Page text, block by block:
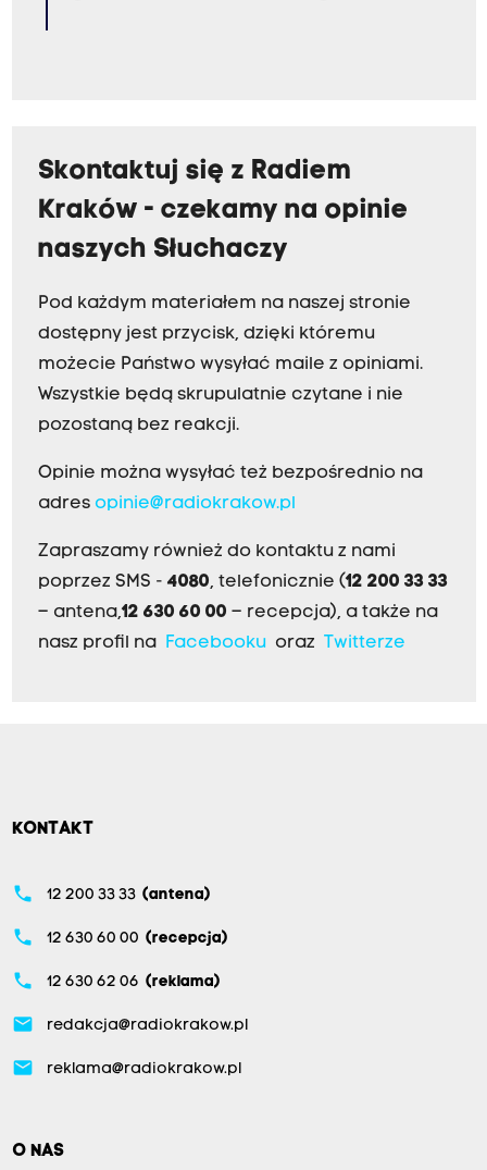
Skontaktuj się z Radiem
Kraków - czekamy na opinie
naszych Słuchaczy
Pod każdym materiałem na naszej stronie
dostępny jest przycisk, dzięki któremu
możecie Państwo wysyłać maile z opiniami.
Wszystkie będą skrupulatnie czytane i nie
pozostaną bez reakcji.
Opinie można wysyłać też bezpośrednio na
adres opinie@radiokrakow.pl
Zapraszamy również do kontaktu z nami
poprzez SMS - 4080, telefonicznie (12 200 33 33
– antena,12 630 60 00 – recepcja), a także na
nasz profil na
Facebookuoraz Twitterze
KONTAKT
phone 12 200 33 33 (antena)
phone 12 630 60 00 (recepcja)
phone 12 630 62 06 (reklama)
email redakcja@radiokrakow.pl
email reklama@radiokrakow.pl
O NAS